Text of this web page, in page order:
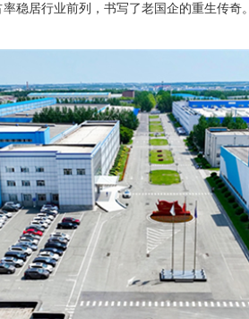
稳居行业前列，书写了老国企的重生传奇。